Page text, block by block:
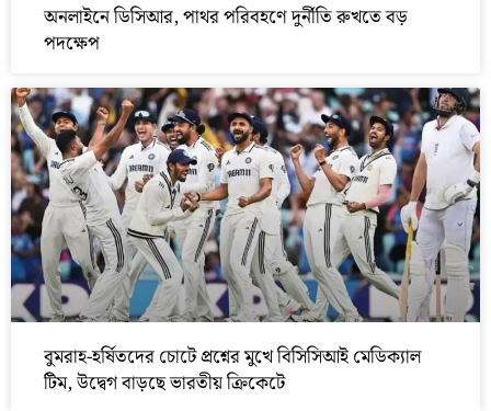
অনলাইনে ডিসিআর, পাথর পরিবহণে দুর্নীতি রুখতে বড়
পদক্ষেপ
বুমরাহ-হর্ষিতদের চোটে প্রশ্নের মুখে বিসিসিআই মেডিক্যাল
টিম, উদ্বেগ বাড়ছে ভারতীয় ক্রিকেটে